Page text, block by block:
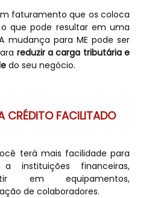
faturamento que os coloca
que pode resultar em uma
mudança para ME pode ser
reduzir a carga tributária e
do seu negócio.
CRÉDITO FACILITADO
terá mais facilidade para
instituições financeiras,
em equipamentos,
de colaboradores.